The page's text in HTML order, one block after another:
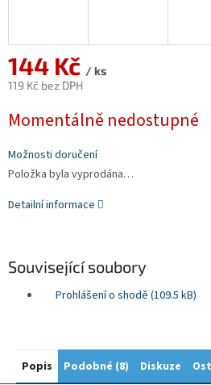
144 Kč / ks
119 Kč bez DPH
cena:
Momentálně nedostupné
Možnosti doručení
Položka byla vyprodána…
Detailní informace
Související soubory
Prohlášení o shodě (109.5 kB)
Popis Podobné (8) Diskuze